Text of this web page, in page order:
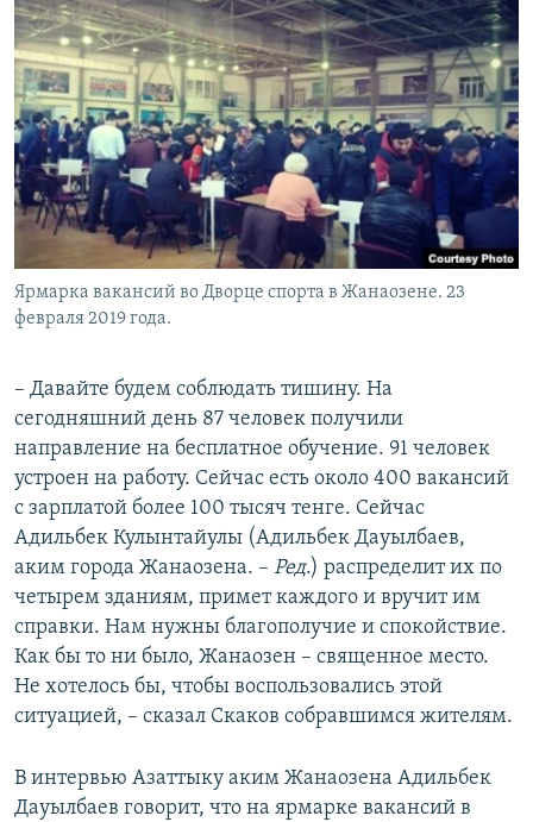
Ярмарка вакансий во Дворце спорта в Жанаозене. 23
февраля 2019 года.
– Давайте будем соблюдать тишину. На
сегодняшний день 87 человек получили
направление на бесплатное обучение. 91 человек
устроен на работу. Сейчас есть около 400 вакансий
с зарплатой более 100 тысяч тенге. Сейчас
Адильбек Кулынтайулы (Адильбек Дауылбаев,
аким города Жанаозена. – Ред.) распределит их по
четырем зданиям, примет каждого и вручит им
справки. Нам нужны благополучие и спокойствие.
Как бы то ни было, Жанаозен – священное место.
Не хотелось бы, чтобы воспользовались этой
ситуацией, – сказал Скаков собравшимся жителям.
В интервью Азаттыку аким Жанаозена Адильбек
Дауылбаев говорит, что на ярмарке вакансий в